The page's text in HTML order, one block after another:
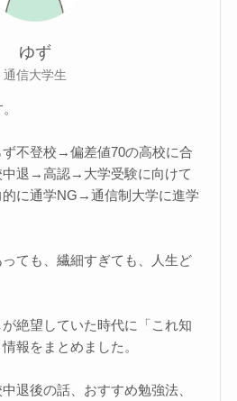
ゆず
通信大学生
ず不登校→偏差値70の高校に合
退→高認→大学受験に向けて
に通学NG→通信制大学に進学
ても、繊細すぎても、人生ど
絶望していた時代に「これ知
報をまとめました。
退後の話、おすすめ勉強法、